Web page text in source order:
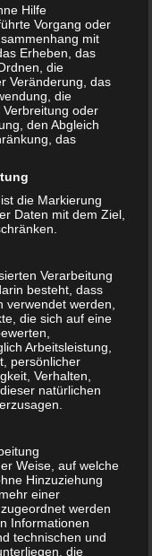
zur Kenntnis
Hilfe
Vorgang oder
mit
Erheben, das
die
Veränderung, das
die
oder
den Abgleich
das
die Markierung
Daten mit dem Ziel,
Verarbeitung
besteht, dass
werden,
die sich auf eine
Arbeitsleistung,
persönlicher
Verhalten,
natürlichen
Weise, auf welche
Hinzuziehung
einer
werden
Informationen
technischen und
die